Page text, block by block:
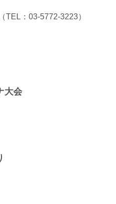
TEL：03-5772-3223）
大会